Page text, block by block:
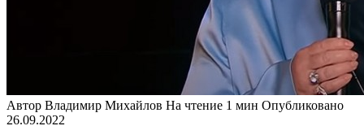
Автор Владимир Михайлов На чтение 1 мин Опубликовано
26.09.2022